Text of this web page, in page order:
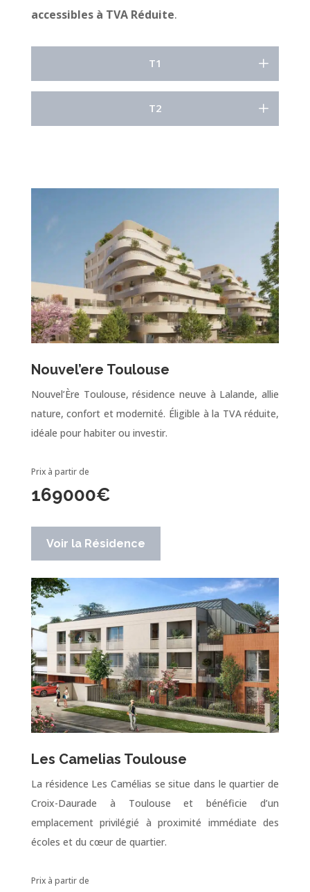
accessibles à TVA Réduite.
T1
T2
Nouvel’ere Toulouse
Nouvel’Ère Toulouse, résidence neuve à Lalande, allie
nature, confort et modernité. Éligible à la TVA réduite,
idéale pour habiter ou investir.
Prix à partir de
169000€
Voir la Résidence
Les Camelias Toulouse
La résidence Les Camélias se situe dans le quartier de
Croix-Daurade à Toulouse et bénéficie d’un
emplacement privilégié à proximité immédiate des
écoles et du cœur de quartier.
Prix à partir de